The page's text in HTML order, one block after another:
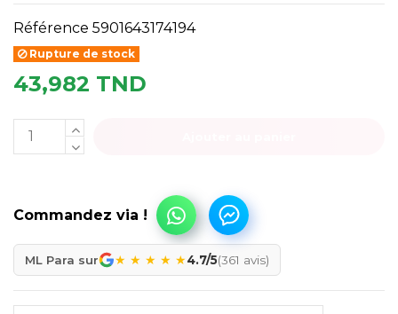
Référence 5901643174194
Rupture de stock
43,982 TND
ML Para sur ★ ★ ★ ★ ★4.7/5(361 avis)